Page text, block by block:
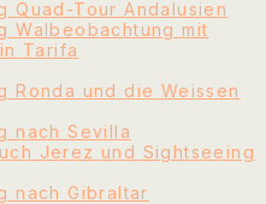
Quad-Tour Andalusien
Walbeobachtung mit
Tarifa
Ronda und die Weissen
nach Sevilla
Jerez und Sightseeing
nach Gibraltar